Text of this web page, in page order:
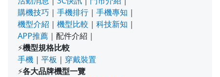
購機技巧 ｜ 手機排行 ｜ 手機專知 ｜
機型介紹 ｜ 機型比較 ｜ 科技新知 ｜
APP推薦 ｜ 配件介紹 ｜
⚡機型規格比較
手機 ｜ 平板 ｜ 穿戴裝置
⚡各大品牌機型一覽